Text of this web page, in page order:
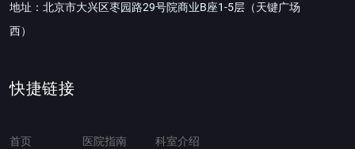
地址：北京市大兴区枣园路29号院商业B座1-5层（天键广场
西）
快捷链接
首页 医院指南 科室介绍